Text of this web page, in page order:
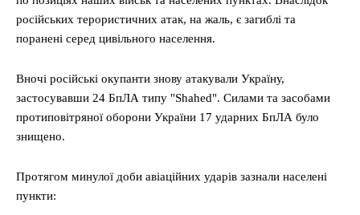
російських терористичних атак, на жаль, є загиблі та
поранені серед цивільного населення.
Вночі російські окупанти знову атакували Україну,
застосувавши 24 БпЛА типу "Shahed". Силами та засобами
протиповітряної оборони України 17 ударних БпЛА було
знищено.
Протягом минулої доби авіаційних ударів зазнали населені
пункти: